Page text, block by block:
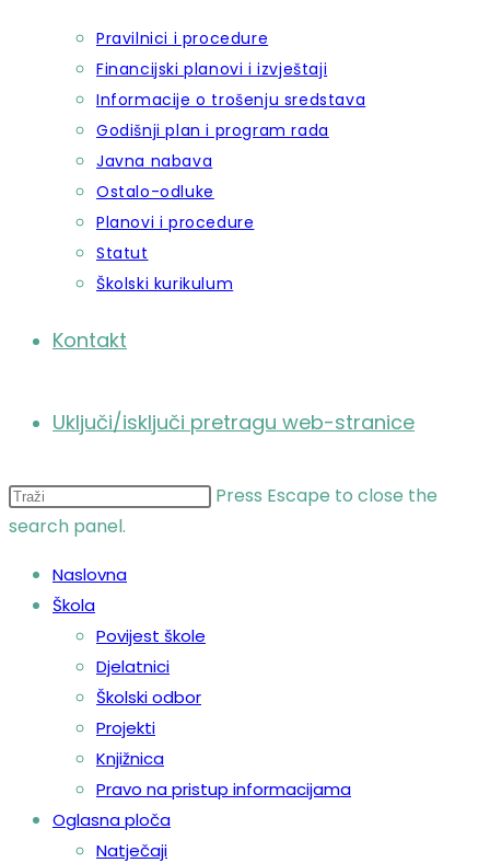
Pravilnici i procedure
Financijski planovi i izvještaji
Informacije o trošenju sredstava
Godišnji plan i program rada
Javna nabava
Ostalo-odluke
Planovi i procedure
Statut
Školski kurikulum
Kontakt
Uključi/isključi pretragu web-stranice
Press Escape to close the
search panel.
Naslovna
Škola
Povijest škole
Djelatnici
Školski odbor
Projekti
Knjižnica
Pravo na pristup informacijama
Oglasna ploča
Natječaji